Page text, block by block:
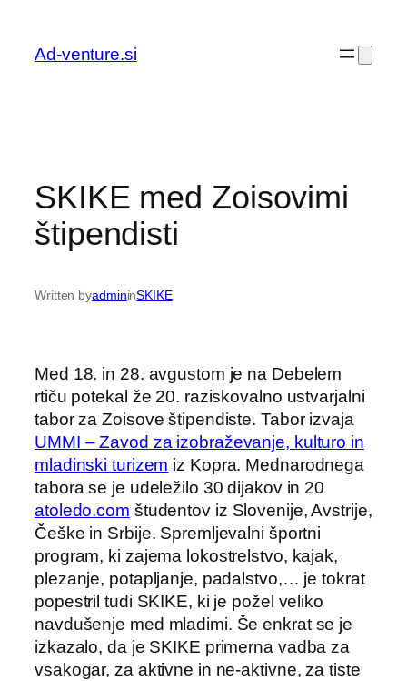
vsebino
Ad-venture.si
SKIKE med Zoisovimi
štipendisti
Written byadmininSKIKE
Med 18. in 28. avgustom je na Debelem
rtiču potekal že 20. raziskovalno ustvarjalni
tabor za Zoisove štipendiste. Tabor izvaja
UMMI – Zavod za izobraževanje, kulturo in
mladinski turizem iz Kopra. Mednarodnega
tabora se je udeležilo 30 dijakov in 20
atoledo.com študentov iz Slovenije, Avstrije,
Češke in Srbije. Spremljevalni športni
program, ki zajema lokostrelstvo, kajak,
plezanje, potapljanje, padalstvo,… je tokrat
popestril tudi SKIKE, ki je požel veliko
navdušenje med mladimi. Še enkrat se je
izkazalo, da je SKIKE primerna vadba za
vsakogar, za aktivne in ne-aktivne, za tiste